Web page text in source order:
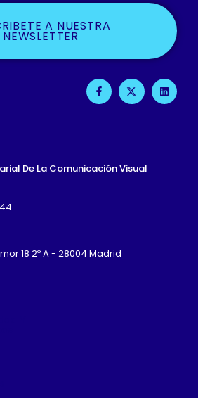
A NUESTRA
NEWSLETTER
F
A
C
F
X
-
T
L
I
N
De La Comunicación Visual
18 2º A - 28004 Madrid